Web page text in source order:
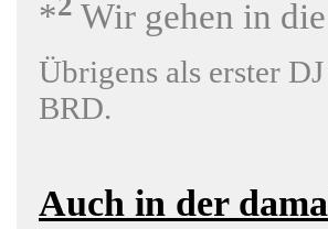
*
Wir gehen in
Übrigens als erster
BRD.
Auch in der